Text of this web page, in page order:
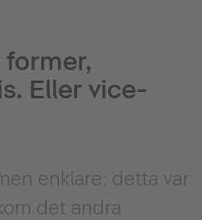
Eller vice-
enklare: detta var
det andra